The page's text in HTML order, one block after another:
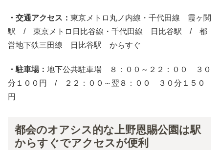
・交通アクセス： 東京メトロ丸ノ内線・千代田線 霞ヶ関
駅 / 東京メトロ日比谷線・千代田線 日比谷駅 / 都
営地下鉄三田線 日比谷駅 からすぐ
・駐車場： 地下公共駐車場 ８：００～２２：００ ３０
分１００円 / ２２：００～翌８：００ ３０分１５０
円
都会のオアシス的な上野恩賜公園は駅
からすぐでアクセスが便利